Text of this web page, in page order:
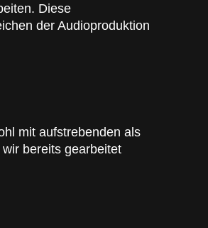
Diese
der Audioproduktion
mit aufstrebenden als
bereits gearbeitet